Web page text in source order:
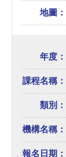
地圖：
年度：
課程名稱：
類別：
機構名稱：
報名日期：